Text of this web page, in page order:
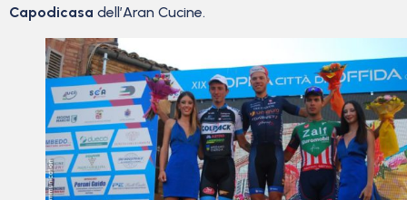
Capodicasa dell’Aran Cucine.